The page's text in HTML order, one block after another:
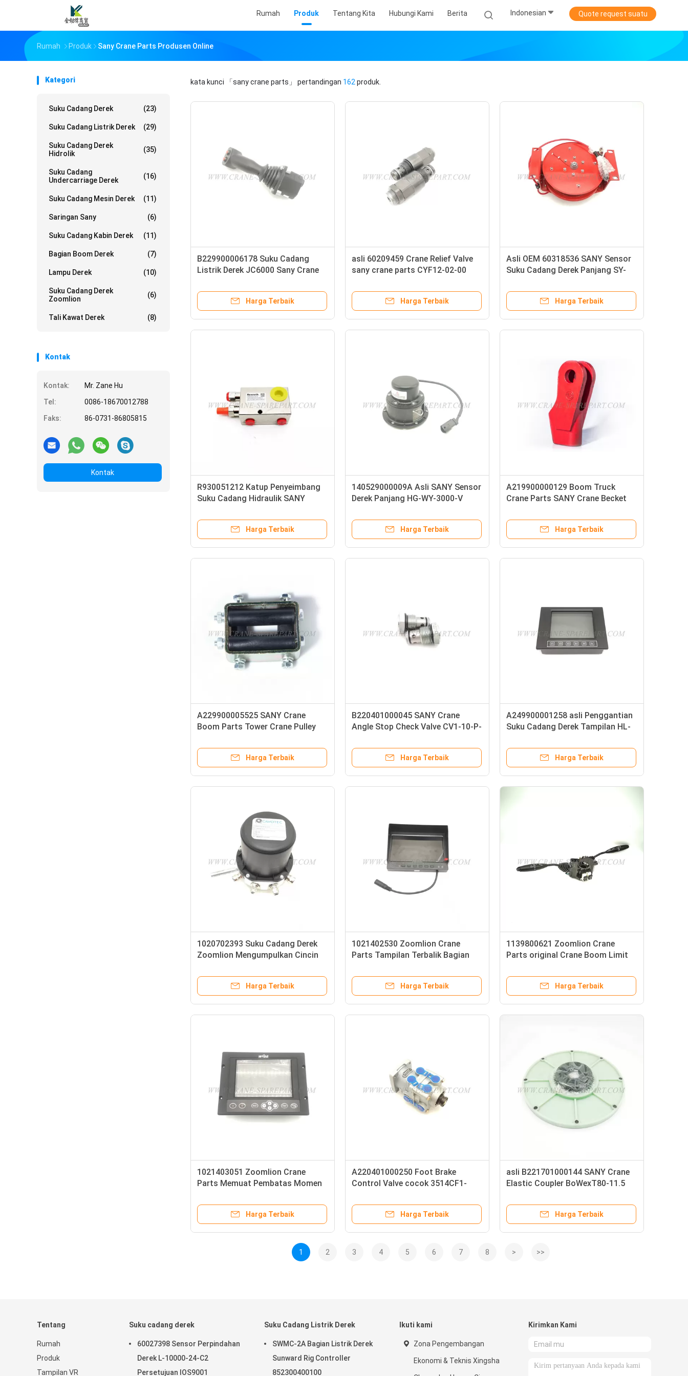
Rumah Produk Tentang Kita Hubungi Kami Berita Indonesian Quote request suatu
Rumah Produk Sany Crane Parts Produsen Online
Kategori
Suku Cadang Derek (23)
Suku Cadang Listrik Derek (29)
Suku Cadang Derek
Hidrolik
(35)
Suku Cadang
Undercarriage Derek
(16)
Suku Cadang Mesin Derek (11)
Saringan Sany (6)
Suku Cadang Kabin Derek (11)
Bagian Boom Derek (7)
Lampu Derek (10)
Suku Cadang Derek
Zoomlion
(6)
Tali Kawat Derek (8)
Kontak
Kontak:
Mr. Zane Hu
Tel:
0086-18670012788
Faks:
86-0731-86805815
Kontak
kata kunci 「sany crane parts」 pertandingan 162 produk.
B229900006178 Suku Cadang
Listrik Derek JC6000 Sany Crane
Harga Terbaik
asli 60209459 Crane Relief Valve
sany crane parts CYF12-02-00
Harga Terbaik
Asli OEM 60318536 SANY Sensor
Suku Cadang Derek Panjang SY-
Harga Terbaik
R930051212 Katup Penyeimbang
Suku Cadang Hidraulik SANY
Harga Terbaik
140529000009A Asli SANY Sensor
Derek Panjang HG-WY-3000-V
Harga Terbaik
A219900000129 Boom Truck
Crane Parts SANY Crane Becket
Harga Terbaik
A229900005525 SANY Crane
Boom Parts Tower Crane Pulley
Harga Terbaik
B220401000045 SANY Crane
Angle Stop Check Valve CV1-10-P-
Harga Terbaik
A249900001258 asli Penggantian
Suku Cadang Derek Tampilan HL-
Harga Terbaik
1020702393 Suku Cadang Derek
Zoomlion Mengumpulkan Cincin
Harga Terbaik
1021402530 Zoomlion Crane
Parts Tampilan Terbalik Bagian
Harga Terbaik
1139800621 Zoomlion Crane
Parts original Crane Boom Limit
Harga Terbaik
1021403051 Zoomlion Crane
Parts Memuat Pembatas Momen
Harga Terbaik
A220401000250 Foot Brake
Control Valve cocok 3514CF1-
Harga Terbaik
asli B221701000144 SANY Crane
Elastic Coupler BoWexT80-11.5
Harga Terbaik
1 2 3 4 5 6 7 8 > >>
Tentang
Rumah
Produk
Tampilan VR
Suku cadang derek
60027398 Sensor Perpindahan
Derek L-10000-24-C2
Persetujuan IOS9001
Suku Cadang Listrik Derek
SWMC-2A Bagian Listrik Derek
Sunward Rig Controller
852300400100
Ikuti kami
Zona Pengembangan
Ekonomi & Teknis Xingsha
Kirimkan Kami